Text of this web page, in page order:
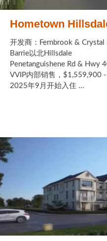
Hometown
开发商：Fernbrook & Crystal
Barrie以北Hillsdale
Penetanguishene Rd & Hwy
VVIP内部销售，$1,559,900
2025年9月开始入住 ...